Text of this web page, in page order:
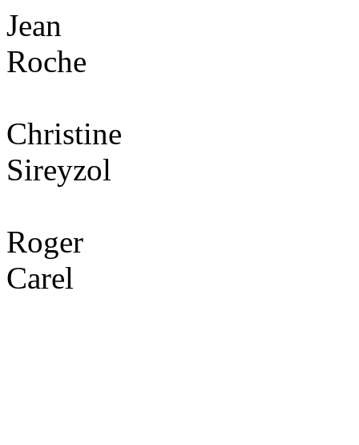
Jean
Roche
Christine
Sireyzol
Roger
Carel